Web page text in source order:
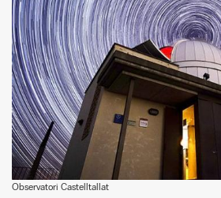
Observatori Castelltallat
Descripció:
Arribeu a l’observatori tot just quan